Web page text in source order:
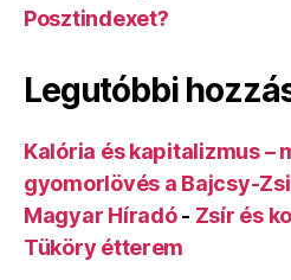
Posztindexet?
Legutóbbi
Kalória és kapitalizmus –
gyomorlövés a Bajcsy-
Magyar Híradó- Zsír és
Tüköry étterem